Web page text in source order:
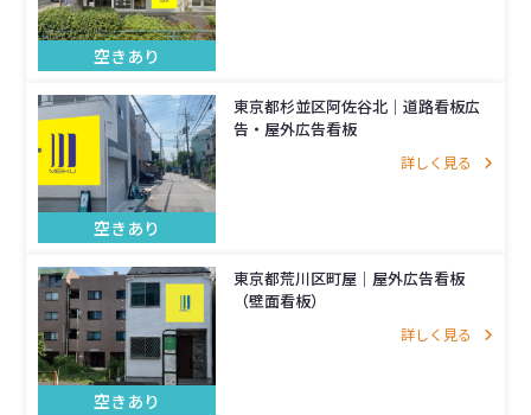
空きあり
空きあり
東京都杉並区阿佐谷北│道路看板広
告・屋外広告看板
詳しく見る
空きあり
東京都荒川区町屋│屋外広告看板
（壁面看板）
詳しく見る